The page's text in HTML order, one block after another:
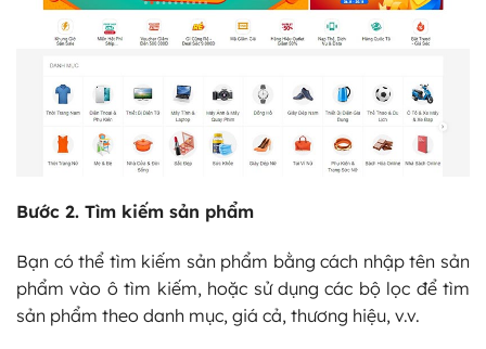
Bước 2. Tìm kiếm sản phẩm
Bạn có thể tìm kiếm sản phẩm bằng cách nhập tên sản
phẩm vào ô tìm kiếm, hoặc sử dụng các bộ lọc để tìm
sản phẩm theo danh mục, giá cả, thương hiệu, v.v.